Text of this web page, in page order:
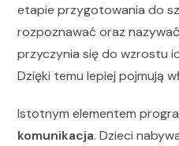
etapie przygotowania do
rozpoznawać oraz
przyczynia się do wzrostu
Dzięki temu lepiej pojmują
Istotnym elementem
komunikacja. Dzieci